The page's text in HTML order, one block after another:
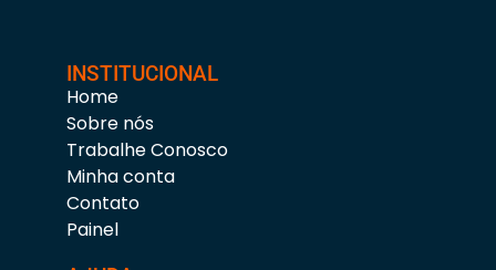
INSTITUCIONAL
Home
Sobre nós
Trabalhe Conosco
Minha conta
Contato
Painel